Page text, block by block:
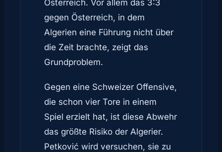
Österreich. Vor allem das 3:3
gegen Österreich, in dem
Algerien eine Führung nicht über
die Zeit brachte, zeigt das
Grundproblem.
Gegen eine Schweizer Offensive,
die schon vier Tore in einem
Spiel erzielt hat, ist diese Abwehr
das größte Risiko der Algerier.
Petković wird versuchen, sie zu